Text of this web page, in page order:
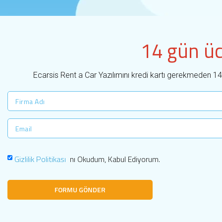
14 gün
Ecarsis Rent a Car Yazılımını kredi kartı
Gizlilik Politikası nı Okudum, Kabul Ediyorum.
FORMU GÖNDER